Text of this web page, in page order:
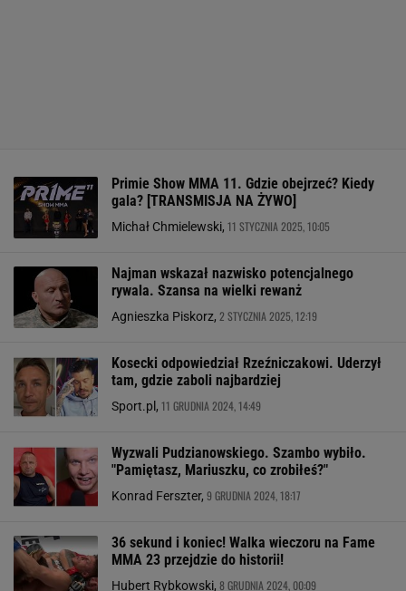
Primie Show MMA 11. Gdzie obejrzeć? Kiedy
gala? [TRANSMISJA NA ŻYWO]
Michał Chmielewski, 11 STYCZNIA 2025, 10:05
Najman wskazał nazwisko potencjalnego
rywala. Szansa na wielki rewanż
Agnieszka Piskorz, 2 STYCZNIA 2025, 12:19
Kosecki odpowiedział Rzeźniczakowi. Uderzył
tam, gdzie zaboli najbardziej
Sport.pl, 11 GRUDNIA 2024, 14:49
Wyzwali Pudzianowskiego. Szambo wybiło.
"Pamiętasz, Mariuszku, co zrobiłeś?"
Konrad Ferszter, 9 GRUDNIA 2024, 18:17
36 sekund i koniec! Walka wieczoru na Fame
MMA 23 przejdzie do historii!
Hubert Rybkowski, 8 GRUDNIA 2024, 00:09